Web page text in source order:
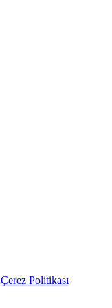
Çerez Politikası